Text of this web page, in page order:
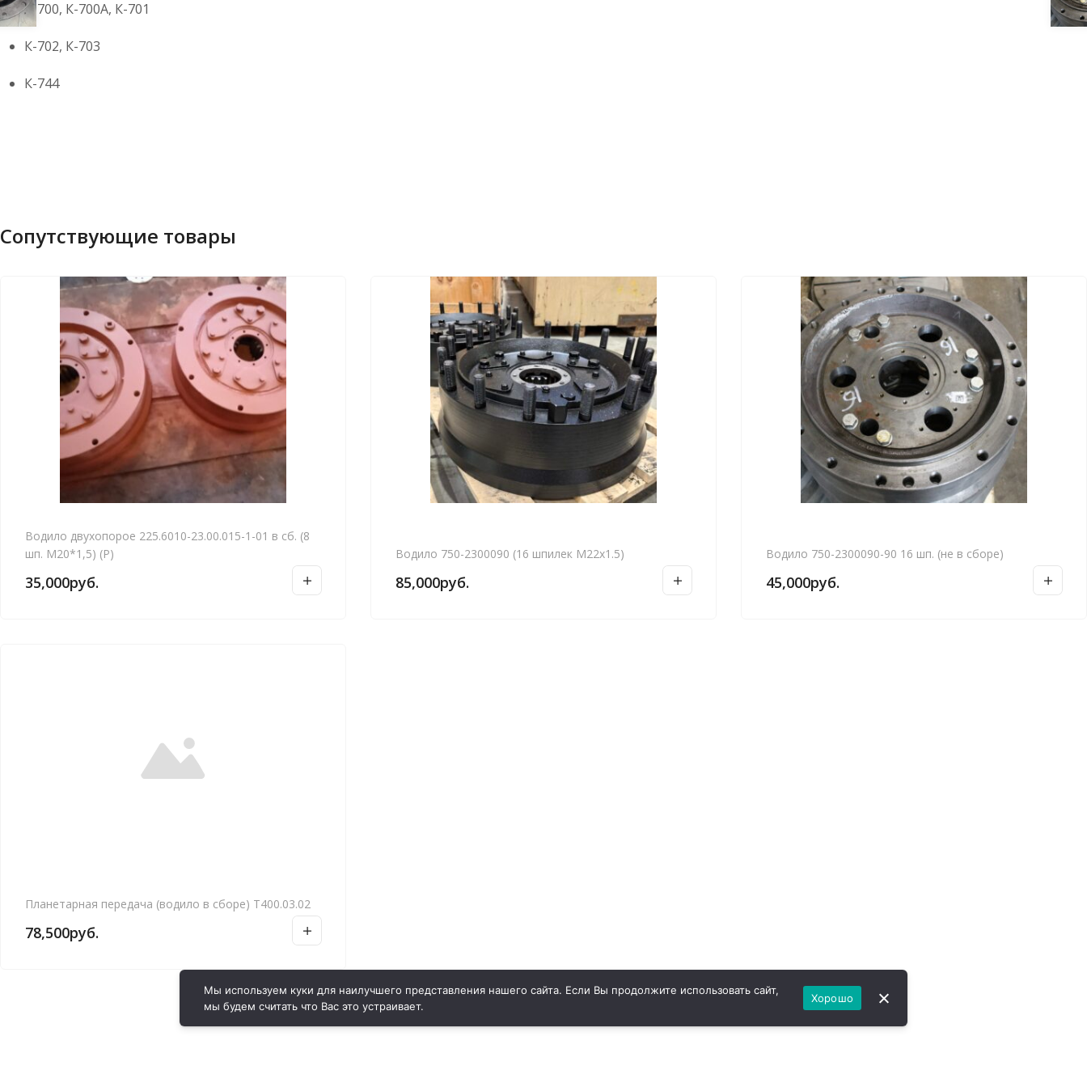
К-700, К-700А, К-701
К-702, К-703
К-744
Сопутствующие товары
Водило двухопорое 225.6010-23.00.015-1-01 в сб. (8
шп. М20*1,5) (Р)
35,000руб.
Водило 750-2300090 (16 шпилек М22х1.5)
85,000руб.
Водило 750-2300090-90 16 шп. (не в сборе)
45,000руб.
Планетарная передача (водило в сборе) Т400.03.02
78,500руб.
Мы используем куки для наилучшего представления нашего сайта. Если Вы продолжите использовать сайт,
мы будем считать что Вас это устраивает.
Хорошо